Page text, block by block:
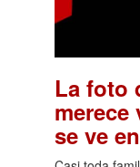
La foto
merece
se ve